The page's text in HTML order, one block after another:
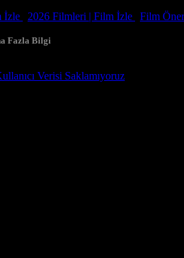
İzle 2026 Filmleri | Film İzle Film
Fazla Bilgi
Verisi Saklamıyoruz